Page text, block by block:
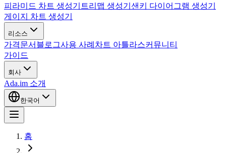
피라미드 차트 생성기 트리맵 생성기 샌키 다이어그램 생성기
게이지 차트 생성기
리소스
가격문서 블로그사용 사례 차트 아틀라스커뮤니티
가이드
회사
Ada.im 소개
한국어
홈